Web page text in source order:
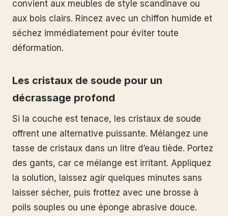
convient aux meubles de style scandinave ou
aux bois clairs. Rincez avec un chiffon humide et
séchez immédiatement pour éviter toute
déformation.
Les cristaux de soude pour un
décrassage profond
Si la couche est tenace, les cristaux de soude
offrent une alternative puissante. Mélangez une
tasse de cristaux dans un litre d’eau tiède. Portez
des gants, car ce mélange est irritant. Appliquez
la solution, laissez agir quelques minutes sans
laisser sécher, puis frottez avec une brosse à
poils souples ou une éponge abrasive douce.